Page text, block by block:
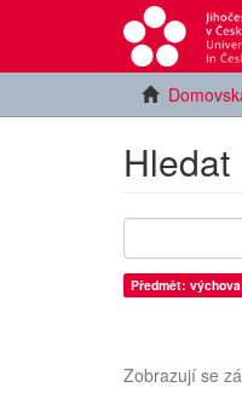
Hledat
Předmět: výchova
Zobrazují se